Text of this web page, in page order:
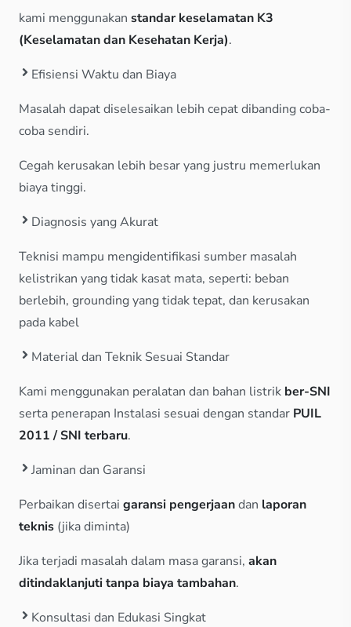
kami menggunakan standar keselamatan K3
(Keselamatan dan Kesehatan Kerja).
Efisiensi Waktu dan Biaya
Masalah dapat diselesaikan lebih cepat dibanding coba-
coba sendiri.
Cegah kerusakan lebih besar yang justru memerlukan
biaya tinggi.
Diagnosis yang Akurat
Teknisi mampu mengidentifikasi sumber masalah
kelistrikan yang tidak kasat mata, seperti: beban
berlebih, grounding yang tidak tepat, dan kerusakan
pada kabel
Material dan Teknik Sesuai Standar
Kami menggunakan peralatan dan bahan listrik ber-SNI
serta penerapan Instalasi sesuai dengan standar PUIL
2011 / SNI terbaru.
Jaminan dan Garansi
Perbaikan disertai garansi pengerjaandan laporan
teknis (jika diminta)
Jika terjadi masalah dalam masa garansi, akan
ditindaklanjuti tanpa biaya tambahan.
Konsultasi dan Edukasi Singkat